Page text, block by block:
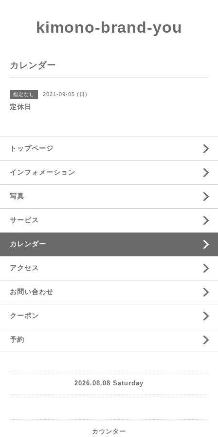
kimono-brand-you
カレンダー
指定なし 2021-09-05 (日)
定休日
トップページ
インフォメーション
写真
サービス
カレンダー
アクセス
お問い合わせ
クーポン
予約
2026.08.08 Saturday
カウンター